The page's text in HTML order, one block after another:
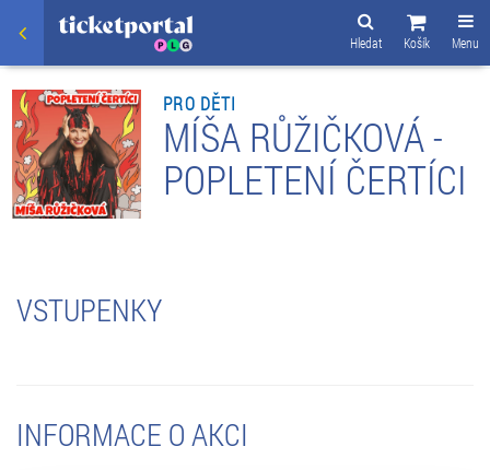
Menu
Košík
Hledat
PRO DĚTI
MÍŠA RŮŽIČKOVÁ -
POPLETENÍ ČERTÍCI
VSTUPENKY
INFORMACE O AKCI